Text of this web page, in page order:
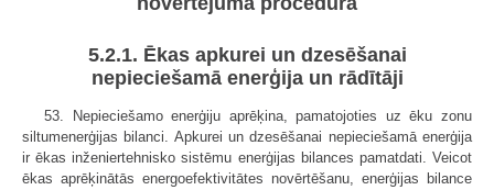
5.2.1. Ēkas apkurei un dzesēšanai
nepieciešamā enerģija un rādītāji
53. Nepieciešamo enerģiju aprēķina, pamatojoties uz ēku zonu
siltumenerģijas bilanci. Apkurei un dzesēšanai nepieciešamā enerģija
ir ēkas inženiertehnisko sistēmu enerģijas bilances pamatdati. Veicot
ēkas aprēķinātās energoefektivitātes novērtēšanu, enerģijas bilance